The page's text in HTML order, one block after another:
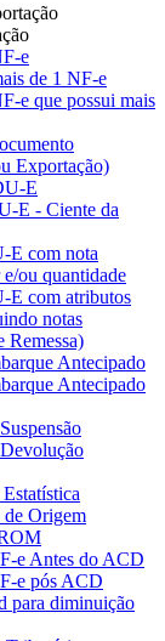
e
de 1 NF-e
e que possui mais
Exportação)
E
E - Ciente da
E com nota
ou quantidade
E com atributos
notas
Remessa)
Antecipado
Antecipado
Origem
e Antes do ACD
e pós ACD
para diminuição